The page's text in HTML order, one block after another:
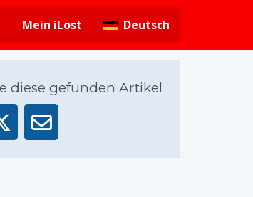
Mein iLost Deutsch
diese gefunden Artikel